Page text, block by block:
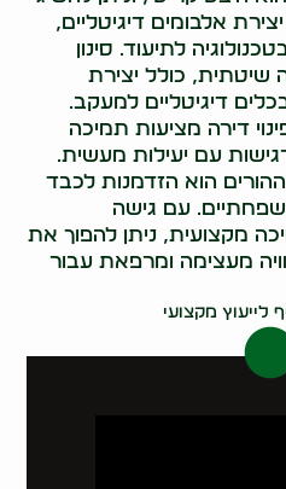
אלבומים דיגיטליים,
לתיעוד. סינון
שיטתית, כולל יצירת
דיגיטליים למעקב.
דירה מציעות תמיכה
עם יעילות מעשית.
ההורים הוא הזדמנות לכבד
עם גישה
מקצועית, ניתן להפוך את
מעצימה ומרפאת עבור
לייעוץ מקצועי